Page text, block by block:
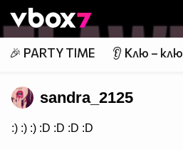
👾
🎉 PARTY TIME 👂 Клю – клю
sandra_2125
:) :) :) :D :D :D :D